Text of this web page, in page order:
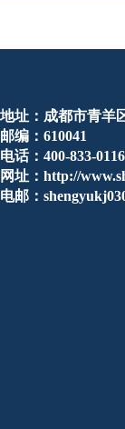
地址：成都市青羊
邮编：610041
电话：400-833-
网址：http://
电邮：